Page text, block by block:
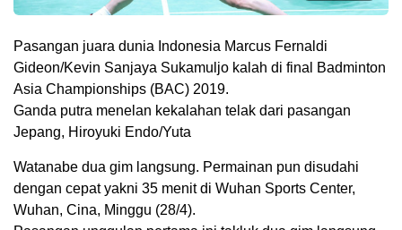
Pasangan juara dunia Indonesia Marcus Fernaldi
Gideon/Kevin Sanjaya Sukamuljo kalah di final Badminton
Asia Championships (BAC) 2019.
Ganda putra menelan kekalahan telak dari pasangan
Jepang, Hiroyuki Endo/Yuta
Watanabe dua gim langsung. Permainan pun disudahi
dengan cepat yakni 35 menit di Wuhan Sports Center,
Wuhan, Cina, Minggu (28/4).